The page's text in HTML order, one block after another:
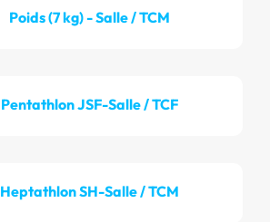
Poids (7 kg) - Salle / TCM
Pentathlon JSF-Salle / TCF
Heptathlon SH-Salle / TCM